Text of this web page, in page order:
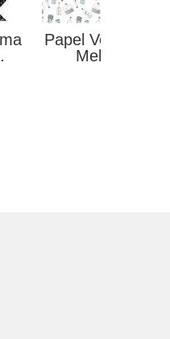
Papel Vellum
Melodías